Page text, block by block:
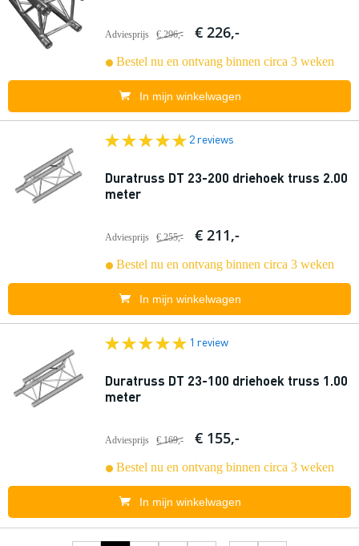
Adviesprijs € 296,- € 226,-
Bestel nu en ontvang binnen circa 3 weken
In mijn winkelwagen
2 reviews
Duratruss DT 23-200 driehoek truss 2.00
meter
Adviesprijs € 255,- € 211,-
Bestel nu en ontvang binnen circa 3 weken
In mijn winkelwagen
1 review
Duratruss DT 23-100 driehoek truss 1.00
meter
Adviesprijs € 169,- € 155,-
Bestel nu en ontvang binnen circa 3 weken
In mijn winkelwagen